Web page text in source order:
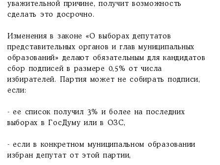
уважительной причине, получит возможность
сделать это досрочно.
Изменения в законе «О выборах депутатов
представительных органов и глав муниципальных
образований» делают обязательным для кандидатов
сбор подписей в размере 0,5% от числа
избирателей. Партия может не собирать подписи,
если:
- ее список получил 3% и более на последних
выборах в ГосДуму или в ОЗС,
- если в конкретном муниципальном образовании
избран депутат от этой партии,